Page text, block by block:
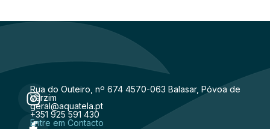
Rua do Outeiro, nº 674 4570-063 Balasar, Póvoa de
Varzim
geral@aquatela.pt
+351 925 591 430
Entre em Contacto